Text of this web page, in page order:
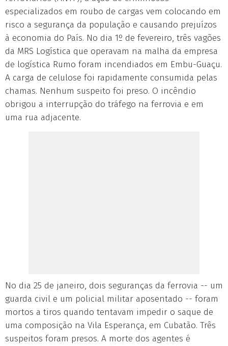
especializados em roubo de cargas vem colocando em
risco a segurança da população e causando prejuízos
à economia do País. No dia 1º de fevereiro, três vagões
da MRS Logística que operavam na malha da empresa
de logística Rumo foram incendiados em Embu-Guaçu.
A carga de celulose foi rapidamente consumida pelas
chamas. Nenhum suspeito foi preso. O incêndio
obrigou a interrupção do tráfego na ferrovia e em
uma rua adjacente.
No dia 25 de janeiro, dois seguranças da ferrovia -- um
guarda civil e um policial militar aposentado -- foram
mortos a tiros quando tentavam impedir o saque de
uma composição na Vila Esperança, em Cubatão. Três
suspeitos foram presos. A morte dos agentes é